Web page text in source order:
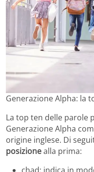
Generazione Alpha: la
La top ten delle parole
Generazione Alpha
origine inglese. Di
posizionealla prima:
chad: indica in